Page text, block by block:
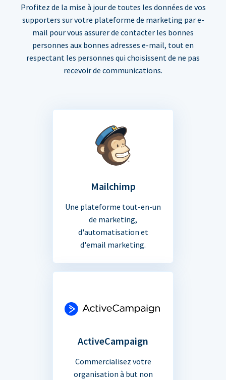
Profitez de la mise à jour de toutes les données de vos
supporters sur votre plateforme de marketing par e-
mail pour vous assurer de contacter les bonnes
personnes aux bonnes adresses e-mail, tout en
respectant les personnes qui choisissent de ne pas
recevoir de communications.
Mailchimp
Une plateforme tout-en-un
de marketing,
d'automatisation et
d'email marketing.
ActiveCampaign
Commercialisez votre
organisation à but non